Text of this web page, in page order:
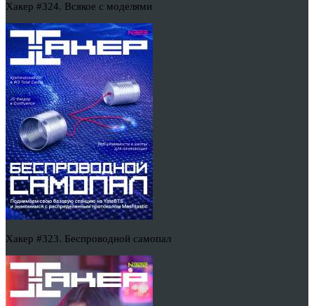
Хакер #324. Всякое с моделями
Хакер #323. Беспроводной самопал